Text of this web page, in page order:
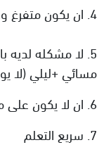
4. ان يكون متفرغ وغير مرتبط نهائيا باي عمل آخر
5. لا مشكله
مسائي +ليلي (لا
6. ان لا يكون على مقاعد الدراسة
7. سريع التعلم